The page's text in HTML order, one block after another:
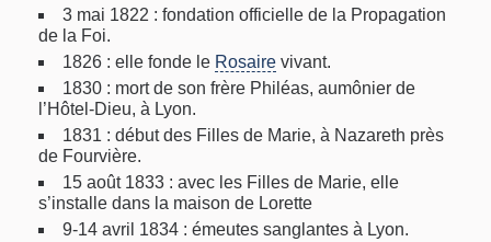
3 mai 1822 : fondation officielle de la Propagation
de la Foi.
1826 : elle fonde le Rosaire vivant.
1830 : mort de son frère Philéas, aumônier de
l’Hôtel-Dieu, à Lyon.
1831 : début des Filles de Marie, à Nazareth près
de Fourvière.
15 août 1833 : avec les Filles de Marie, elle
s’installe dans la maison de Lorette
9-14 avril 1834 : émeutes sanglantes à Lyon.